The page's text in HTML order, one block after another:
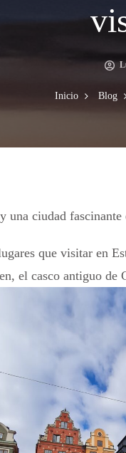
Inicio Blog
una ciudad
que visitar en
el casco antiguo